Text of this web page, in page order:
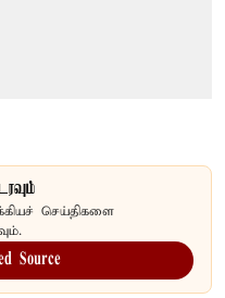
செய்திகளை
Source